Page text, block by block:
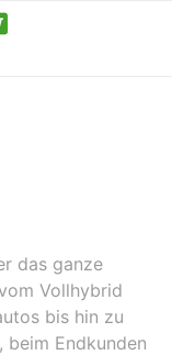
das ganze
Vollhybrid
bis hin zu
Endkunden